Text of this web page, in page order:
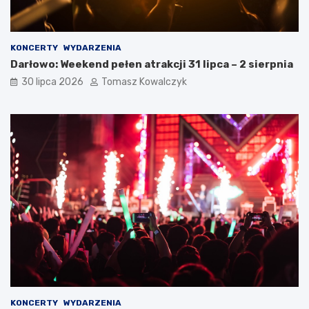
KONCERTY WYDARZENIA
Darłowo: Weekend pełen atrakcji 31 lipca – 2 sierpnia
30 lipca 2026 Tomasz Kowalczyk
KONCERTY WYDARZENIA